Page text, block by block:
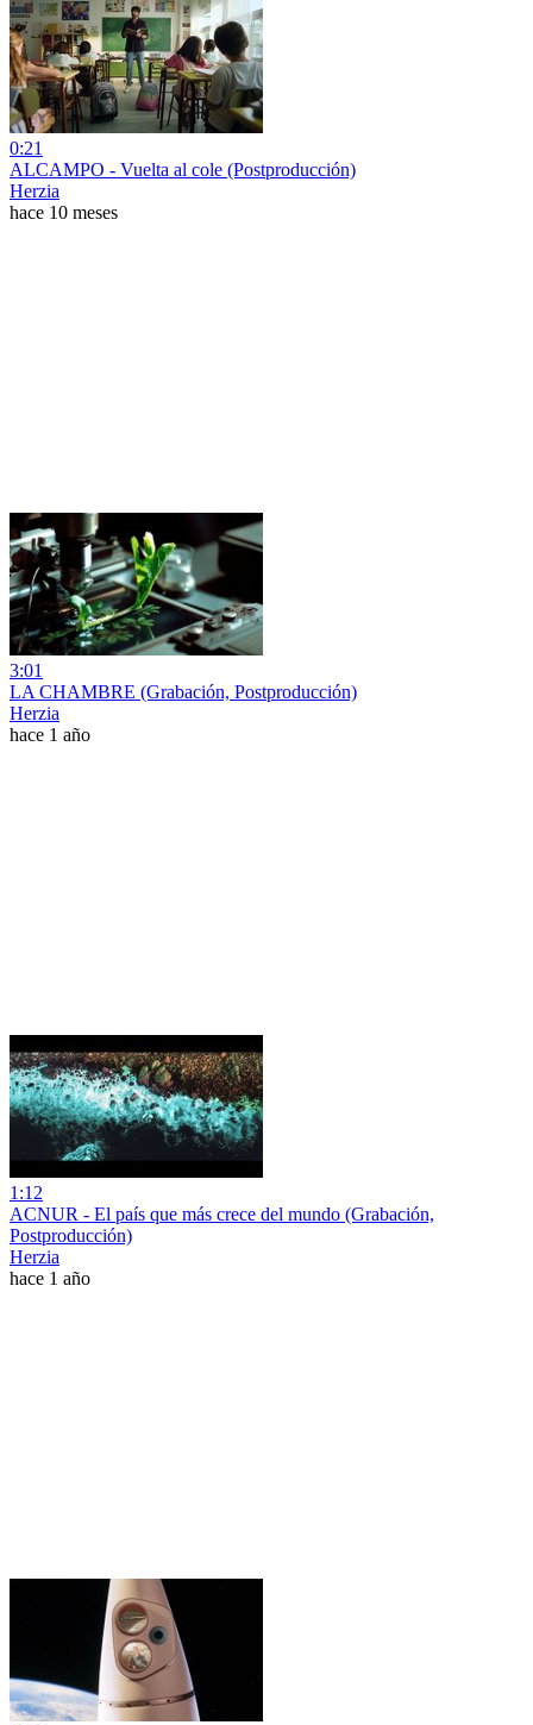
0:21
ALCAMPO - Vuelta al cole (Postproducción)
Herzia
hace 10 meses
3:01
LA CHAMBRE (Grabación, Postproducción)
Herzia
hace 1 año
1:12
ACNUR - El país que más crece del mundo (Grabación,
Postproducción)
Herzia
hace 1 año